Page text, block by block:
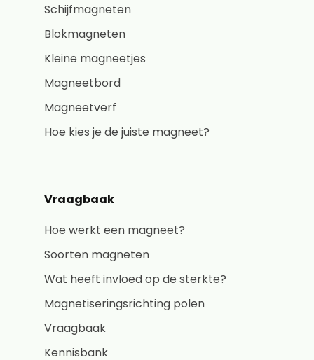
Schijfmagneten
Blokmagneten
Kleine magneetjes
Magneetbord
Magneetverf
Hoe kies je de juiste magneet?
Vraagbaak
Hoe werkt een magneet?
Soorten magneten
Wat heeft invloed op de sterkte?
Magnetiseringsrichting polen
Vraagbaak
Kennisbank